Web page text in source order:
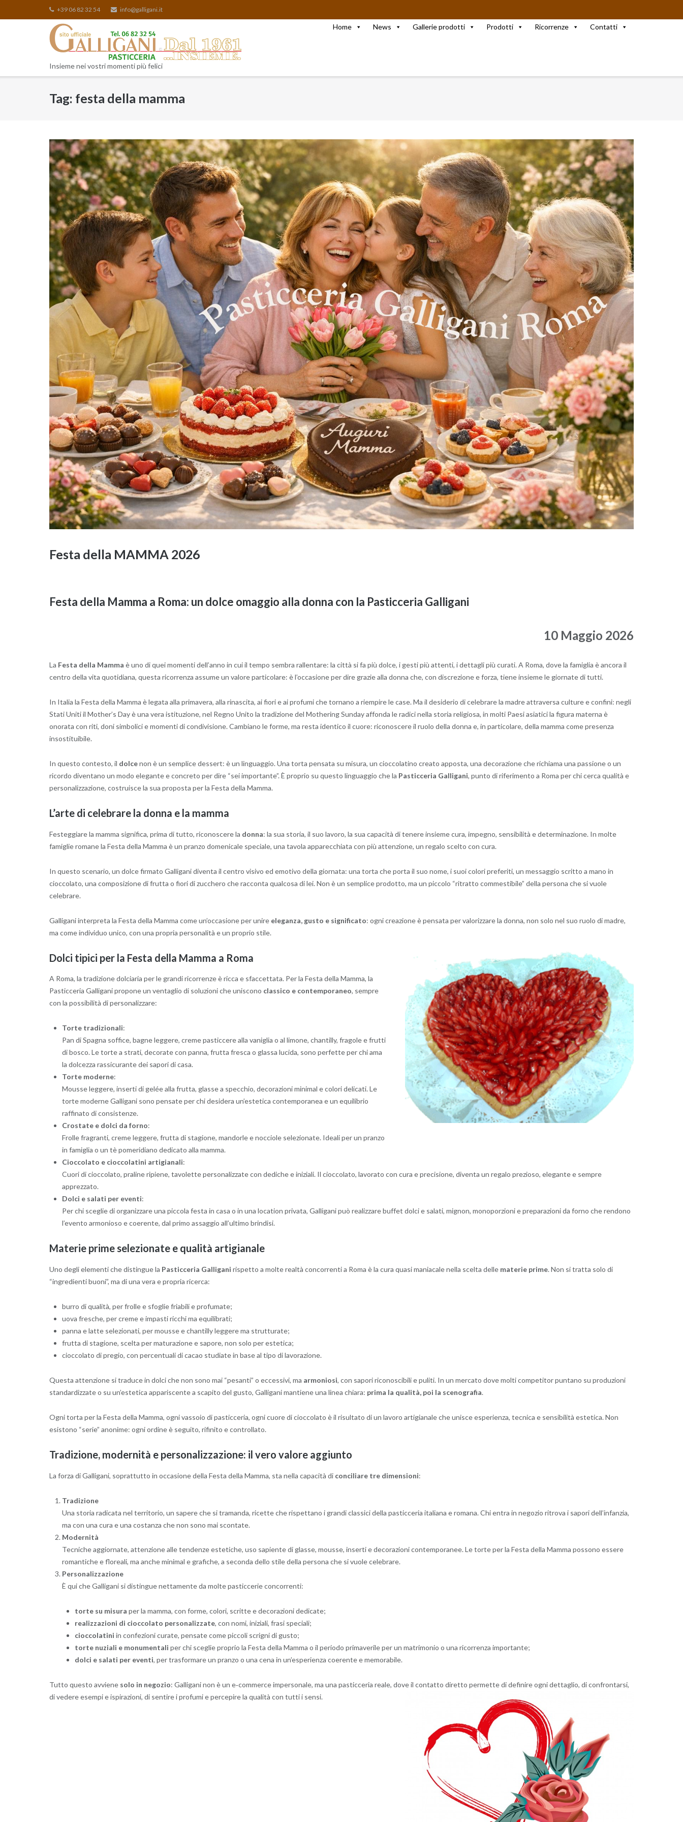
to
+39 06 82 32 54 info@galligani.it
Insieme nei vostri momenti più felici
Home News Gallerie prodotti Prodotti Ricorrenze Contatti
Tag: festa della mamma
Festa della MAMMA 2026
Festa della Mamma a Roma: un dolce omaggio alla donna con la Pasticceria Galligani
10 Maggio 2026
La Festa della Mamma è uno di quei momenti dell’anno in cui il tempo sembra rallentare: la città si fa più dolce, i gesti più attenti, i dettagli più curati. A Roma, dove la famiglia è ancora il
centro della vita quotidiana, questa ricorrenza assume un valore particolare: è l’occasione per dire grazie alla donna che, con discrezione e forza, tiene insieme le giornate di tutti.
In Italia la Festa della Mamma è legata alla primavera, alla rinascita, ai fiori e ai profumi che tornano a riempire le case. Ma il desiderio di celebrare la madre attraversa culture e confini: negli
Stati Uniti il Mother’s Day è una vera istituzione, nel Regno Unito la tradizione del Mothering Sunday affonda le radici nella storia religiosa, in molti Paesi asiatici la figura materna è
onorata con riti, doni simbolici e momenti di condivisione. Cambiano le forme, ma resta identico il cuore: riconoscere il ruolo della donna e, in particolare, della mamma come presenza
insostituibile.
In questo contesto, il dolcenon è un semplice dessert: è un linguaggio. Una torta pensata su misura, un cioccolatino creato apposta, una decorazione che richiama una passione o un
ricordo diventano un modo elegante e concreto per dire “sei importante”. È proprio su questo linguaggio che la Pasticceria Galligani, punto di riferimento a Roma per chi cerca qualità e
personalizzazione, costruisce la sua proposta per la Festa della Mamma.
L’arte di celebrare la donna e la mamma
Festeggiare la mamma significa, prima di tutto, riconoscere la donna: la sua storia, il suo lavoro, la sua capacità di tenere insieme cura, impegno, sensibilità e determinazione. In molte
famiglie romane la Festa della Mamma è un pranzo domenicale speciale, una tavola apparecchiata con più attenzione, un regalo scelto con cura.
In questo scenario, un dolce firmato Galligani diventa il centro visivo ed emotivo della giornata: una torta che porta il suo nome, i suoi colori preferiti, un messaggio scritto a mano in
cioccolato, una composizione di frutta o fiori di zucchero che racconta qualcosa di lei. Non è un semplice prodotto, ma un piccolo “ritratto commestibile” della persona che si vuole
celebrare.
Galligani interpreta la Festa della Mamma come un’occasione per unire eleganza, gusto e significato: ogni creazione è pensata per valorizzare la donna, non solo nel suo ruolo di madre,
ma come individuo unico, con una propria personalità e un proprio stile.
Dolci tipici per la Festa della Mamma a Roma
A Roma, la tradizione dolciaria per le grandi ricorrenze è ricca e sfaccettata. Per la Festa della Mamma, la
Pasticceria Galligani propone un ventaglio di soluzioni che uniscono classico e contemporaneo, sempre
con la possibilità di personalizzare:
Torte tradizionali:
Pan di Spagna soffice, bagne leggere, creme pasticcere alla vaniglia o al limone, chantilly, fragole e frutti
di bosco. Le torte a strati, decorate con panna, frutta fresca o glassa lucida, sono perfette per chi ama
la dolcezza rassicurante dei sapori di casa.
Torte moderne:
Mousse leggere, inserti di gelée alla frutta, glasse a specchio, decorazioni minimal e colori delicati. Le
torte moderne Galligani sono pensate per chi desidera un’estetica contemporanea e un equilibrio
raffinato di consistenze.
Crostate e dolci da forno:
Frolle fragranti, creme leggere, frutta di stagione, mandorle e nocciole selezionate. Ideali per un pranzo
in famiglia o un tè pomeridiano dedicato alla mamma.
Cioccolato e cioccolatini artigianali:
Cuori di cioccolato, praline ripiene, tavolette personalizzate con dediche e iniziali. Il cioccolato, lavorato con cura e precisione, diventa un regalo prezioso, elegante e sempre
apprezzato.
Dolci e salati per eventi:
Per chi sceglie di organizzare una piccola festa in casa o in una location privata, Galligani può realizzare buffet dolci e salati, mignon, monoporzioni e preparazioni da forno che rendono
l’evento armonioso e coerente, dal primo assaggio all’ultimo brindisi.
Materie prime selezionate e qualità artigianale
Uno degli elementi che distingue la Pasticceria Galligani rispetto a molte realtà concorrenti a Roma è la cura quasi maniacale nella scelta delle materie prime. Non si tratta solo di
“ingredienti buoni”, ma di una vera e propria ricerca:
burro di qualità, per frolle e sfoglie friabili e profumate;
uova fresche, per creme e impasti ricchi ma equilibrati;
panna e latte selezionati, per mousse e chantilly leggere ma strutturate;
frutta di stagione, scelta per maturazione e sapore, non solo per estetica;
cioccolato di pregio, con percentuali di cacao studiate in base al tipo di lavorazione.
Questa attenzione si traduce in dolci che non sono mai “pesanti” o eccessivi, ma armoniosi, con sapori riconoscibili e puliti. In un mercato dove molti competitor puntano su produzioni
standardizzate o su un’estetica appariscente a scapito del gusto, Galligani mantiene una linea chiara: prima la qualità, poi la scenografia.
Ogni torta per la Festa della Mamma, ogni vassoio di pasticceria, ogni cuore di cioccolato è il risultato di un lavoro artigianale che unisce esperienza, tecnica e sensibilità estetica. Non
esistono “serie” anonime: ogni ordine è seguito, rifinito e controllato.
Tradizione, modernità e personalizzazione: il vero valore aggiunto
La forza di Galligani, soprattutto in occasione della Festa della Mamma, sta nella capacità di conciliare tre dimensioni:
Tradizione
Una storia radicata nel territorio, un sapere che si tramanda, ricette che rispettano i grandi classici della pasticceria italiana e romana. Chi entra in negozio ritrova i sapori dell’infanzia,
ma con una cura e una costanza che non sono mai scontate.
Modernità
Tecniche aggiornate, attenzione alle tendenze estetiche, uso sapiente di glasse, mousse, inserti e decorazioni contemporanee. Le torte per la Festa della Mamma possono essere
romantiche e floreali, ma anche minimal e grafiche, a seconda dello stile della persona che si vuole celebrare.
Personalizzazione
È qui che Galligani si distingue nettamente da molte pasticcerie concorrenti:
torte su misura per la mamma, con forme, colori, scritte e decorazioni dedicate;
realizzazioni di cioccolato personalizzate, con nomi, iniziali, frasi speciali;
cioccolatini in confezioni curate, pensate come piccoli scrigni di gusto;
torte nuziali e monumentali per chi sceglie proprio la Festa della Mamma o il periodo primaverile per un matrimonio o una ricorrenza importante;
dolci e salati per eventi, per trasformare un pranzo o una cena in un’esperienza coerente e memorabile.
Tutto questo avviene solo in negozio: Galligani non è un e‑commerce impersonale, ma una pasticceria reale, dove il contatto diretto permette di definire ogni dettaglio, di confrontarsi,
di vedere esempi e ispirazioni, di sentire i profumi e percepire la qualità con tutti i sensi.